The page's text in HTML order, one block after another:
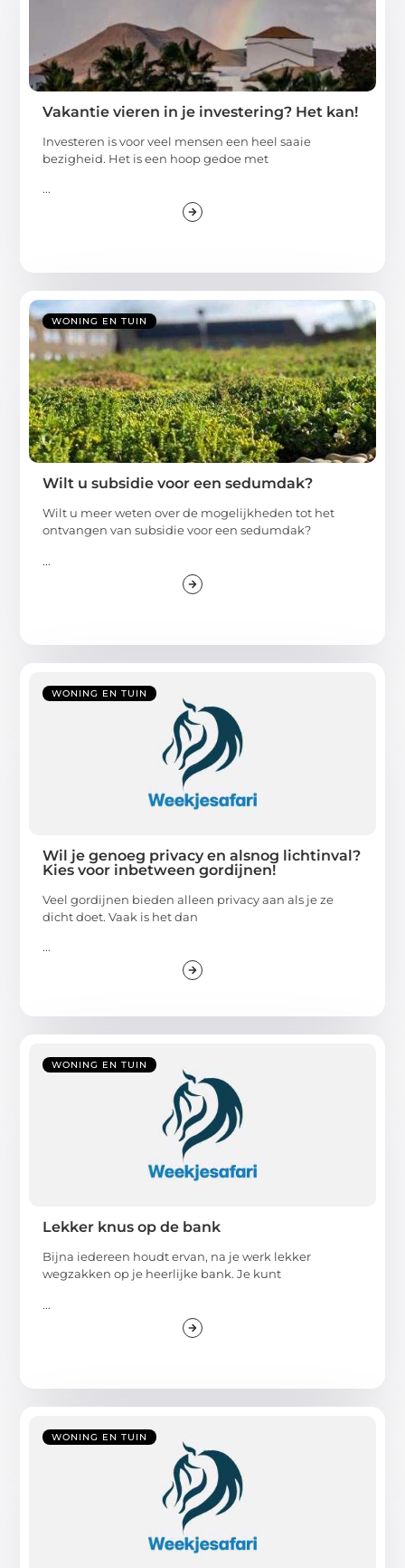
Vakantie vieren in je investering? Het kan!
Investeren is voor veel mensen een heel saaie
bezigheid. Het is een hoop gedoe met
...
WONING EN TUIN
Wilt u subsidie voor een sedumdak?
Wilt u meer weten over de mogelijkheden tot het
ontvangen van subsidie voor een sedumdak?
...
WONING EN TUIN
Wil je genoeg privacy en alsnog lichtinval?
Kies voor inbetween gordijnen!
Veel gordijnen bieden alleen privacy aan als je ze
dicht doet. Vaak is het dan
...
WONING EN TUIN
Lekker knus op de bank
Bijna iedereen houdt ervan, na je werk lekker
wegzakken op je heerlijke bank. Je kunt
...
WONING EN TUIN